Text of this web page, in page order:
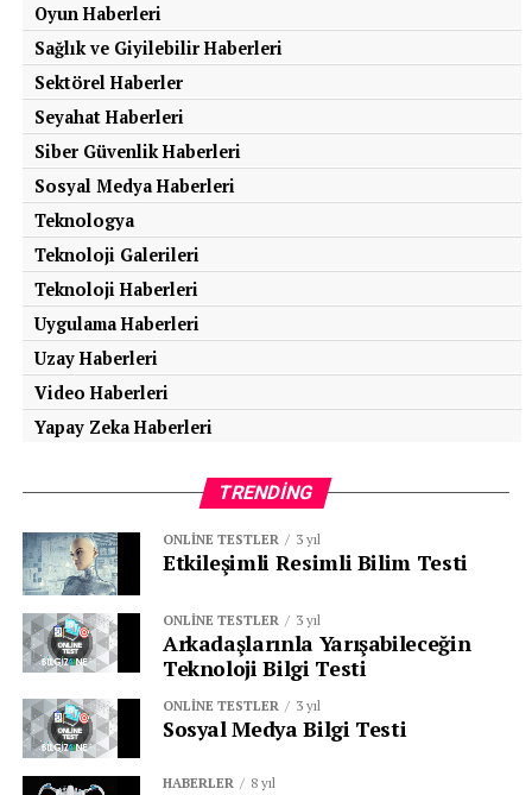
Oyun Haberleri
Sağlık ve Giyilebilir Haberleri
Sektörel Haberler
Seyahat Haberleri
Siber Güvenlik Haberleri
Sosyal Medya Haberleri
Teknologya
Teknoloji Galerileri
Teknoloji Haberleri
Uygulama Haberleri
Uzay Haberleri
Video Haberleri
Yapay Zeka Haberleri
TRENDING
ONLINE TESTLER 3 yıl
Etkileşimli Resimli Bilim Testi
ONLINE TESTLER 3 yıl
Arkadaşlarınla Yarışabileceğin
Teknoloji Bilgi Testi
ONLINE TESTLER 3 yıl
Sosyal Medya Bilgi Testi
HABERLER 8 yıl